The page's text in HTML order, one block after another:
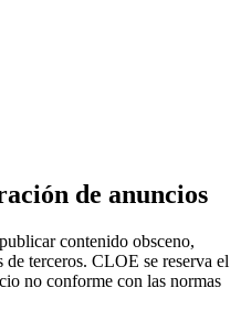
de anuncios
contenido obsceno,
terceros. CLOE se reserva el
no conforme con las normas